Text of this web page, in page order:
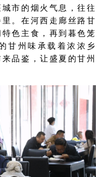
市的烟火气息，往往
。在河西走廊丝路甘
色主食，再到暮色笼
甘州味承载着浓浓乡
品鉴，让盛夏的甘州